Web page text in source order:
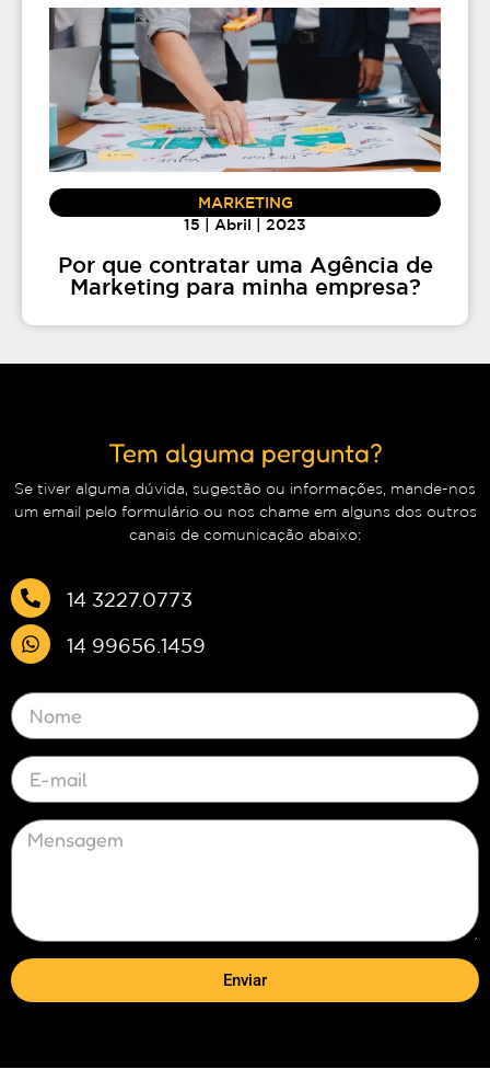
MARKETING
15 | Abril | 2023
Por que contratar uma Agência de
Marketing para minha empresa?
Tem alguma pergunta?
Se tiver alguma dúvida, sugestão ou informações, mande-nos
um email pelo formulário ou nos chame em alguns dos outros
canais de comunicação abaixo:
14 3227.0773
14 99656.1459
Enviar